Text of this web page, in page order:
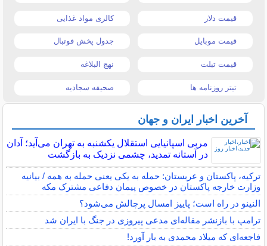
قیمت دلار کالری مواد غذایی
قیمت موبایل جدول پخش فوتبال
قیمت تبلت نهج البلاغه
تیتر روزنامه ها صحیفه سجادیه
آخرین اخبار ایران و جهان
مربی اسپانیایی استقلال یکشنبه به تهران می‌آید؛ آدان
در آستانه تمدید، چشمی نزدیک به بازگشت
ترکیه، پاکستان و عربستان: حمله به یکی یعنی حمله به همه / بیانیه
وزارت خارجه پاکستان در خصوص پیمان دفاعی مشترک مکه
النینو در راه است؛ پاییز امسال پرچالش می‌شود؟
ترامپ با بازنشر مقاله‌ای مدعی پیروزی در جنگ با ایران شد
فاجعه‌ای که میلاد محمدی به بار آورد!